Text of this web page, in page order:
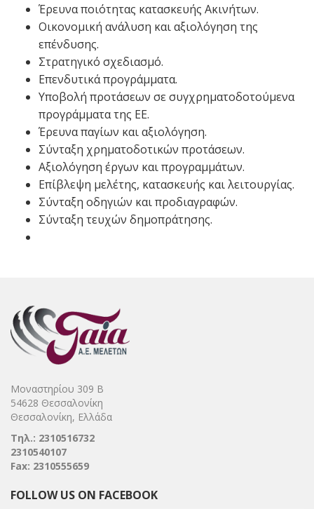
Έρευνα ποιότητας κατασκευής Ακινήτων.
Οικονομική ανάλυση και αξιολόγηση της
επένδυσης.
Στρατηγικό σχεδιασμό.
Επενδυτικά προγράμματα.
Yποβολή προτάσεων σε συγχρηματοδοτούμενα
προγράμματα της ΕΕ.
Έρευνα παγίων και αξιολόγηση.
Σύνταξη χρηματοδοτικών προτάσεων.
Αξιολόγηση έργων και προγραμμάτων.
Επίβλεψη μελέτης, κατασκευής και λειτουργίας.
Σύνταξη οδηγιών και προδιαγραφών.
Σύνταξη τευχών δημοπράτησης.
Μοναστηρίου 309 Β
54628 Θεσσαλονίκη
Θεσσαλονίκη, Ελλάδα
Τηλ.: 2310516732
2310540107
Fax: 2310555659
FOLLOW US ON FACEBOOK